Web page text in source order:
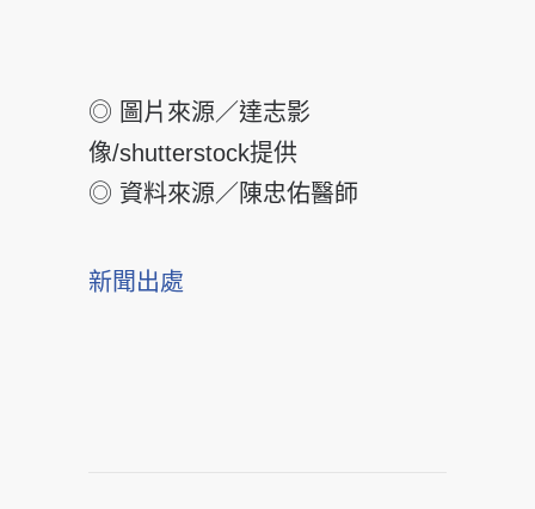
◎ 圖片來源／達志影
像/shutterstock提供
◎ 資料來源／陳忠佑醫師
新聞出處